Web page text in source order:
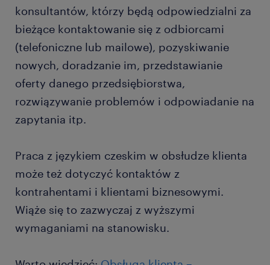
konsultantów, którzy będą odpowiedzialni za
bieżące kontaktowanie się z odbiorcami
(telefoniczne lub mailowe), pozyskiwanie
nowych, doradzanie im, przedstawianie
oferty danego przedsiębiorstwa,
rozwiązywanie problemów i odpowiadanie na
zapytania itp.
Praca z językiem czeskim w obsłudze klienta
może też dotyczyć kontaktów z
kontrahentami i klientami biznesowymi.
Wiąże się to zazwyczaj z wyższymi
wymaganiami na stanowisku.